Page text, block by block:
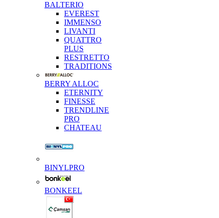
BALTERIO
EVEREST
IMMENSO
LIVANTI
QUATTRO
PLUS
RESTRETTO
TRADITIONS
BERRY ALLOC
ETERNITY
FINESSE
TRENDLINE
PRO
CHATEAU
BINYLPRO
BONKEEL